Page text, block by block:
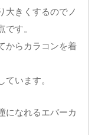
大きくするのでノ
です。
からカラコンを着
ています。
になれるエバーカ